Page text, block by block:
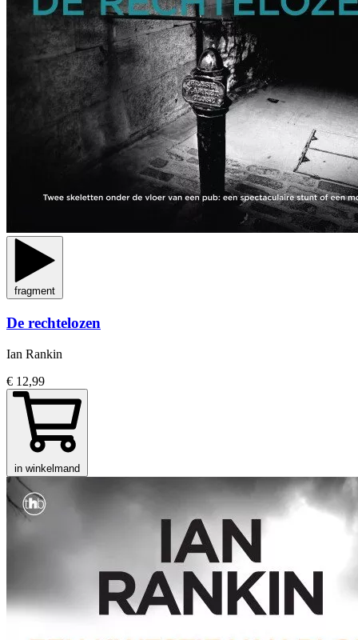
fragment
De rechtelozen
Ian Rankin
€ 12,99
in winkelmand